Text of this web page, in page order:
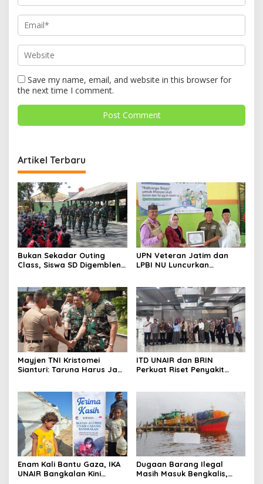
Save my name, email, and website in this browser for
the next time I comment.
Artikel Terbaru
Bukan Sekadar Outing
Class, Siswa SD Digembleng
UPN Veteran Jatim dan
LPBI NU Luncurkan
Mayjen TNI Kristomei
Sianturi: Taruna Harus Jadi
ITD UNAIR dan BRIN
Perkuat Riset Penyakit
Enam Kali Bantu Gaza, IKA
UNAIR Bangkalan Kini
Dugaan Barang Ilegal
Masih Masuk Bengkalis,